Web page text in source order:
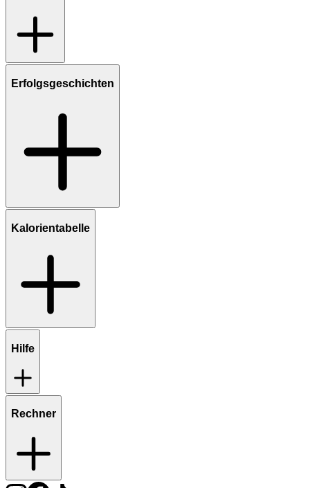
Erfolgsgeschichten
Kalorientabelle
Hilfe
Rechner